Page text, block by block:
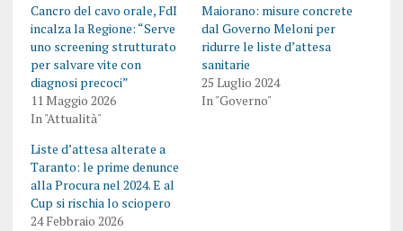
Cancro del cavo orale, FdI
incalza la Regione: “Serve
uno screening strutturato
per salvare vite con
diagnosi precoci”
11 Maggio 2026
In "Attualità"
Maiorano: misure concrete
dal Governo Meloni per
ridurre le liste d’attesa
sanitarie
25 Luglio 2024
In "Governo"
Liste d’attesa alterate a
Taranto: le prime denunce
alla Procura nel 2024. E al
Cup si rischia lo sciopero
24 Febbraio 2026